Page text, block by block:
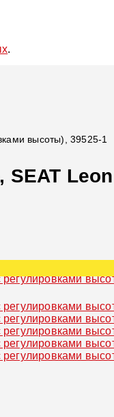
.
высоты), 39525-1